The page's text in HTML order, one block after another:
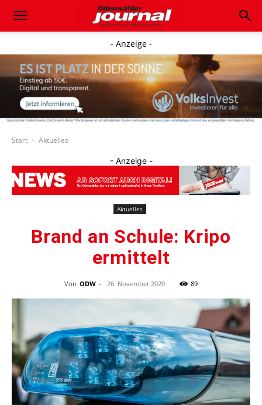
- Anzeige -
Start Aktuelles
- Anzeige -
Aktuelles
Brand an Schule: Kripo
ermittelt
Von ODW - 26. November 2020 89